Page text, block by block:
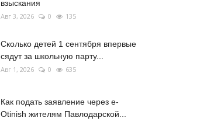
взыскания
Авг 3, 2026 0 135
Сколько детей 1 сентября впервые
сядут за школьную парту...
Авг 1, 2026 0 635
Как подать заявление через e-
Otinish жителям Павлодарской...